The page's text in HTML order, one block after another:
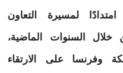
لمسيرة التعاون
خلال السنوات الماضية،
وفرنسا على الارتقاء